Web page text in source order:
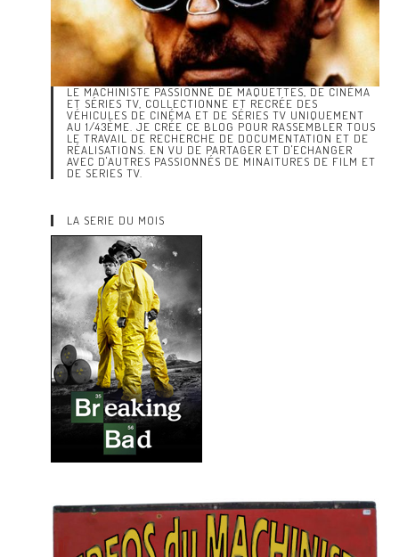
LE MACHINISTE PASSIONNÉ DE MAQUETTES, DE CINÉMA
ET SÉRIES TV, COLLECTIONNE ET RECRÉE DES
VÉHICULES DE CINÉMA ET DE SÉRIES TV UNIQUEMENT
AU 1/43ÈME. JE CRÉE CE BLOG POUR RASSEMBLER TOUS
LE TRAVAIL DE RECHERCHE DE DOCUMENTATION ET DE
RÉALISATIONS. EN VU DE PARTAGER ET D'ECHANGER
AVEC D'AUTRES PASSIONNÉS DE MINAITURES DE FILM ET
DE SERIES TV.
LA SERIE DU MOIS